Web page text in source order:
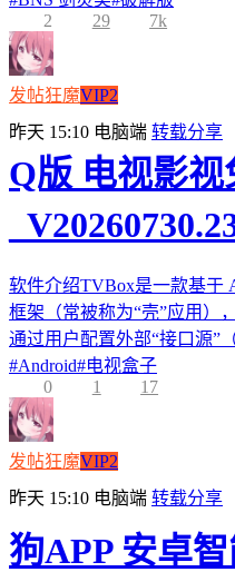
2
29 7k
发帖狂魔VIP2
昨天 15:10 电脑端 转载分享
Q版 电视影
软件介绍TVBox是一款基于
框架（常被称为“壳”应用）
通过用户配置外部“接口源”
#Android#电视盒子
0
1 17
发帖狂魔VIP2
昨天 15:10 电脑端 转载分享
狗APP 安卓